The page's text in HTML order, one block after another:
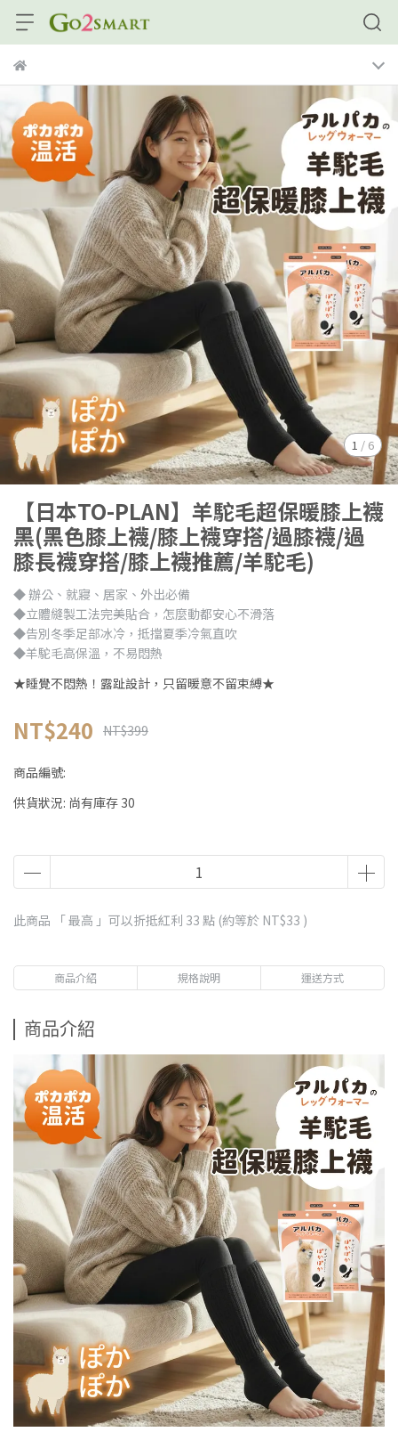
1 / 6
【日本TO-PLAN】羊駝毛超保暖膝上襪
黑(黑色膝上襪/膝上襪穿搭/過膝襪/過
膝長襪穿搭/膝上襪推薦/羊駝毛)
◆ 辦公、就寢、居家、外出必備
◆立體縫製工法完美貼合，怎麼動都安心不滑落
◆告別冬季足部冰冷，抵擋夏季冷氣直吹
◆羊駝毛高保溫，不易悶熱
★睡覺不悶熱！露趾設計，只留暖意不留束縛★
NT$240 NT$399
商品編號:
供貨狀況: 尚有庫存 30
此商品 「 最高 」可以折抵紅利 33 點 (約等於 NT$33 )
商品介紹 規格說明 運送方式
商品介紹